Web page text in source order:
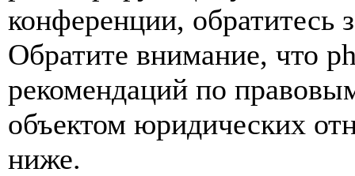
конференции, обратитесь
Обратите внимание, что
рекомендаций по
объектом юридических
ниже.